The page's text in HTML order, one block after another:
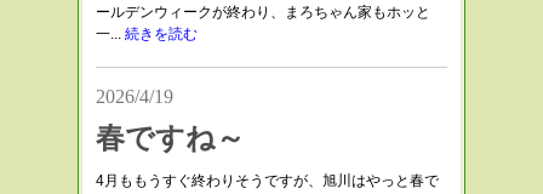
ールデンウィークが終わり、まろちゃん家もホッと
一... 続きを読む
2026/4/19
春ですね～
4月ももうすぐ終わりそうですが、旭川はやっと春で